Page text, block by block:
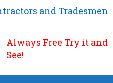
and Tradesmen
Always Free Try it and
See!